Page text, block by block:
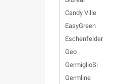
Candy Ville
EasyGreen
Eschenfelder
Geo
GermiglioSi
Germline